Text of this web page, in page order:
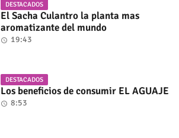
DESTACADOS
El Sacha Culantro la planta mas
aromatizante del mundo
19:43
DESTACADOS
Los beneficios de consumir EL AGUAJE
8:53